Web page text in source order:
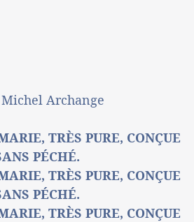
Archange
TRÈS PURE, CONÇUE
PÉCHÉ.
TRÈS PURE, CONÇUE
PÉCHÉ.
TRÈS PURE, CONÇUE